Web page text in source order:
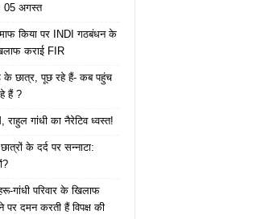
05 अगस्त
किया पर INDI गठबंधन के
कराई FIR
छात्र, पूछ रहे हैं- कब पहुंच
हैं ?
गांधी का नैरेटिव ध्वस्त!
के दर्द पर सन्नाटा:
गांधी परिवार के खिलाफ
पर दमन करती हैं विपक्ष की